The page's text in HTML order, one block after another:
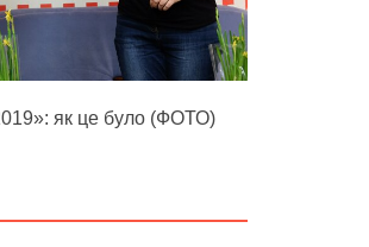
як це було (ФОТО)